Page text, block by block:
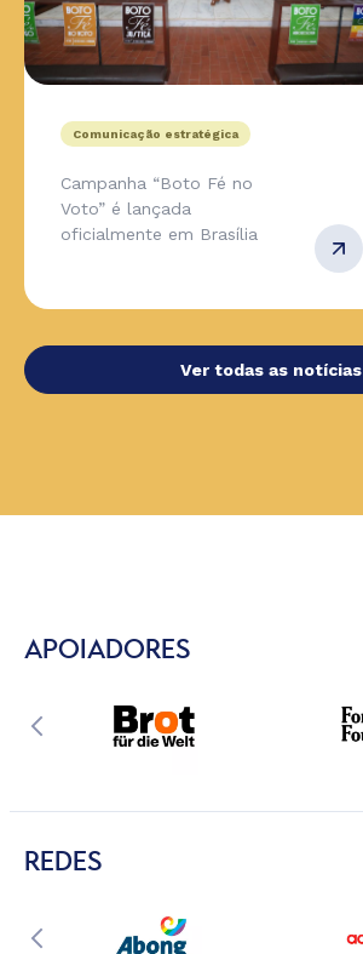
Comunicação estratégica
Campanha “Boto Fé no
Voto” é lançada
oficialmente em Brasília
Ver todas as notícias
APOIADORES
REDES